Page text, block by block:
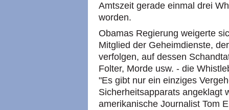
Amtszeit gerade einmal drei
worden.
Obamas Regierung weigerte
Mitglied der Geheimdienste,
verfolgen, auf dessen
Folter, Morde usw. - die
"Es gibt nur ein einziges
Sicherheitsapparats angeklagt
amerikanische Journalist Tom